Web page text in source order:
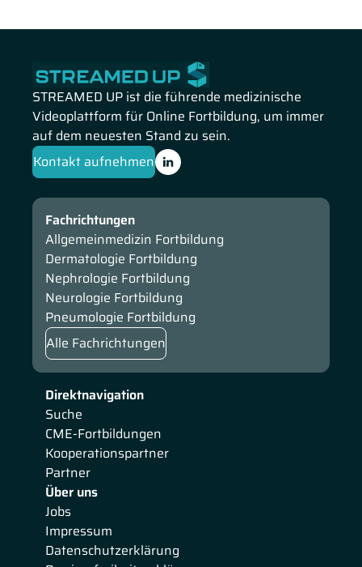
STREAMED UP ist die führende medizinische
Videoplattform für Online Fortbildung, um immer
auf dem neuesten Stand zu sein.
Kontakt aufnehmen
Direktnavigation
Suche
CME-Fortbildungen
Kooperationspartner
Partner
Über uns
Jobs
Impressum
Datenschutzerklärung
Fachrichtungen
Allgemeinmedizin Fortbildung
Dermatologie Fortbildung
Nephrologie Fortbildung
Neurologie Fortbildung
Pneumologie Fortbildung
Alle Fachrichtungen